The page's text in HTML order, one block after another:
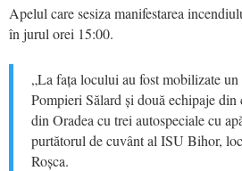
Apelul care sesiza manifestarea
în jurul orei 15:00.
„La fața locului au fost mobilizate
Pompieri Sălard și două echipaje
din Oradea cu trei autospeciale cu
purtătorul de cuvânt al ISU Bihor,
Roșca.